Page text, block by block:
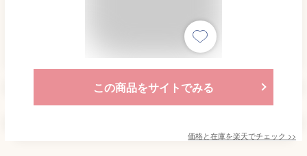
この商品をサイトでみる
価格と在庫を楽天でチェック >>